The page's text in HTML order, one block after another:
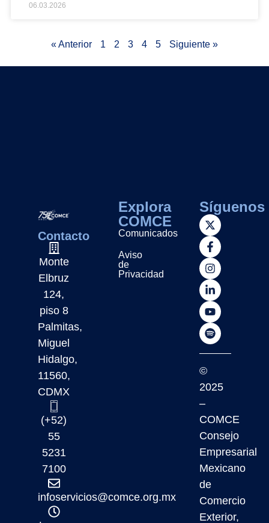
06.03.2026
« Anterior 1 2 3 4 5 Siguiente »
Contacto
Monte
Elbruz
124,
piso 8
Palmitas,
Miguel
Hidalgo,
11560,
CDMX
(+52)
55
5231
7100
infoservicios@comce.org.mx
Explora
COMCE
Comunicados
Aviso
de
Privacidad
Síguenos
©
2025
–
COMCE
Consejo
Empresarial
Mexicano
de
Comercio
Exterior,